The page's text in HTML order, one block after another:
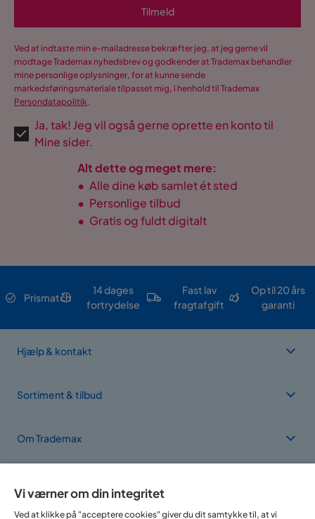
Tilmeld
Ved at indtaste min e-mailadresse bekræfter jeg, at jeg gerne vil
modtage Trademax nyhedsbrev og godkender at Trademax behandler
mine personlige oplysninger, for at kunne sende
markedsføringsmateriale tilpasset mig, i henhold til Trademax
Persondatapolitik.
Ja, tak! Jeg vil også gerne oprette en konto til
Mine sider.
Alt dette og meget mere:
• Alle dine køb samlet ét sted
• Personlige tilbud
• Gratis og fuldt digitalt
Prismatch
14 dages
fortrydelse
Fast lav
fragtafgift
Op til 20 års
garanti
Hjælp & kontakt
Sortiment & tilbud
Om Trademax
Vi findes i flere forskellige lande
Vi værner om din integritet
Ved at klikke på "acceptere cookies" giver du dit samtykke til, at vi